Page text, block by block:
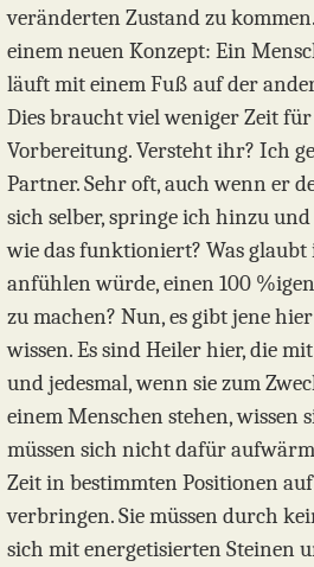
veränderten Zustand zu
einem neuen Konzept: Ein
läuft mit einem Fuß auf der
Dies braucht viel weniger Zeit
Vorbereitung. Versteht ihr? Ich
Partner. Sehr oft, auch wenn er
sich selber, springe ich hinzu
wie das funktioniert? Was glaubt
anfühlen würde, einen 100
zu machen? Nun, es gibt jene
wissen. Es sind Heiler hier, die
und jedesmal, wenn sie zum
einem Menschen stehen, wissen
müssen sich nicht dafür
Zeit in bestimmten Positionen
verbringen. Sie müssen durch
sich mit energetisierten Steinen